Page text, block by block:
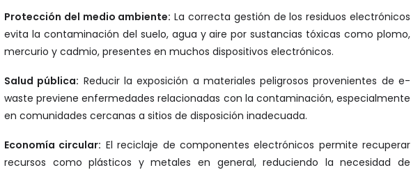
Protección del medio ambiente: La correcta gestión de los residuos electrónicos
evita la contaminación del suelo, agua y aire por sustancias tóxicas como plomo,
mercurio y cadmio, presentes en muchos dispositivos electrónicos.
Salud pública: Reducir la exposición a materiales peligrosos provenientes de e-
waste previene enfermedades relacionadas con la contaminación, especialmente
en comunidades cercanas a sitios de disposición inadecuada.
Economía circular: El reciclaje de componentes electrónicos permite recuperar
recursos como plásticos y metales en general, reduciendo la necesidad de